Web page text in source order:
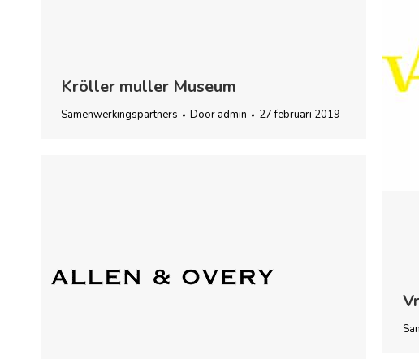
Kröller muller Museum
Samenwerkingspartners Door admin 27 februari 2019